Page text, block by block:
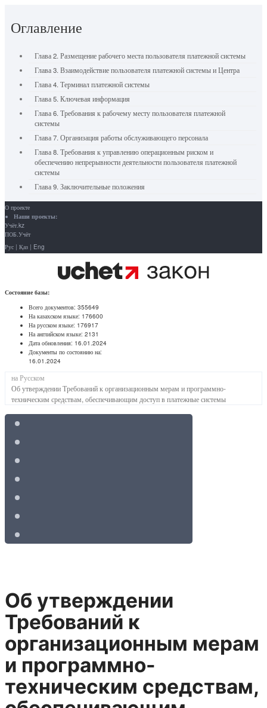
Оглавление
Глава 2. Размещение рабочего места пользователя платежной системы
Глава 3. Взаимодействие пользователя платежной системы и Центра
Глава 4. Терминал платежной системы
Глава 5. Ключевая информация
Глава 6. Требования к рабочему месту пользователя платежной
системы
Глава 7. Организация работы обслуживающего персонала
Глава 8. Требования к управлению операционным риском и
обеспечению непрерывности деятельности пользователя платежной
системы
Глава 9. Заключительные положения
О проекте
Наши проекты:
Учёт.kz
ПОБ.Учёт
Рус | Қаз | Eng
Состояние базы:
Всего документов: 355649
На казахском языке: 176600
На русском языке: 176917
На английском языке: 2131
Дата обновления: 16.01.2024
Документы по состоянию на:
16.01.2024
на Русском
Об утверждении Требований к организационным мерам и программно-
техническим средствам, обеспечивающим доступ в платежные системы
Об утверждении
Требований к
организационным мерам
и программно-
техническим средствам,